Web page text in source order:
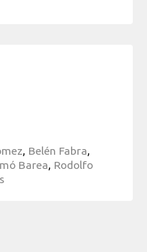
, Belén Fabra,
Barea, Rodolfo